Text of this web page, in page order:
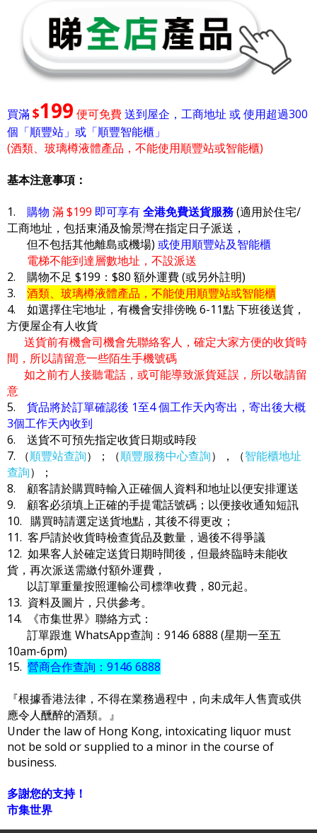
買滿$199 便可免費送到屋企，工商地址 或 使用超過300
個「順豐站」或「順豐智能櫃」
(酒類、玻璃樽液體產品，不能使用順豐站或智能櫃)
基本注意事項：
1. 購物 滿 $199 即可享有全港免費送貨服務(適用於住宅/
工商地址，包括東涌及愉景灣在指定日子派送，
但不包括其他離島或機場) 或使用順豐站及智能櫃
電梯不能到達層數地址，不設派送
2. 購物不足 $199：$80 額外運費 (或另外註明)
3. 酒類、玻璃樽液體產品，不能使用順豐站或智能櫃
4. 如選擇住宅地址，有機會安排傍晚 6-11點 下班後送貨，
方便屋企有人收貨
送貨前有機會司機會先聯絡客人，確定大家方便的收貨時
間，所以請留意一些陌生手機號碼
如之前冇人接聽電話，或可能導致派貨延誤，所以敬請留
意
5. 貨品將於訂單確認後 1至4 個工作天內寄出，寄出後大概
3個工作天內收到
6. 送貨不可預先指定收貨日期或時段
7. （順豐站查詢）；（順豐服務中心查詢），（智能櫃地址
查詢）；
8. 顧客請於購買時輸入正確個人資料和地址以便安排運送
9. 顧客必須填上正確的手提電話號碼；以便接收通知短訊
10. 購買時請選定送貨地點，其後不得更改；
11. 客戶請於收貨時檢查貨品及數量，過後不得爭議
12. 如果客人於確定送貨日期時間後，但最終臨時未能收
貨，再次派送需繳付額外運費，
以訂單重量按照運輸公司標準收費，80元起。
13. 資料及圖片，只供參考。
14. 《市集世界》聯絡方式：
訂單跟進 WhatsApp查詢：9146 6888 (星期一至五
10am-6pm)
15. 營商合作查詢：9146 6888
『根據香港法律，不得在業務過程中，向未成年人售賣或供
應令人醺醉的酒類。』
Under the law of Hong Kong, intoxicating liquor must
not be sold or supplied to a minor in the course of
business.
多謝您的支持！
市集世界